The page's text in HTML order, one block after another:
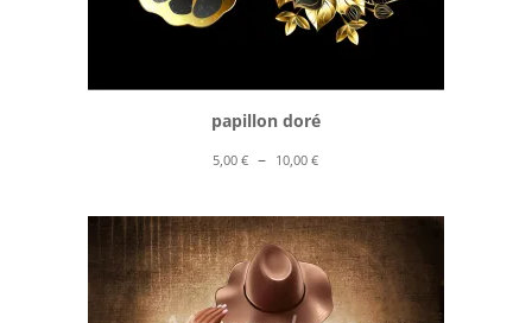
papillon doré
5,00€ – 10,00€Plage
prix :
5,00 €
à
10,00 €